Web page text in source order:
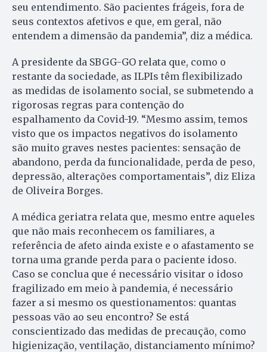
seu entendimento. São pacientes frágeis, fora de
seus contextos afetivos e que, em geral, não
entendem a dimensão da pandemia”, diz a médica.
A presidente da SBGG-GO relata que, como o
restante da sociedade, as ILPIs têm flexibilizado
as medidas de isolamento social, se submetendo a
rigorosas regras para contenção do
espalhamento da Covid-19. “Mesmo assim, temos
visto que os impactos negativos do isolamento
são muito graves nestes pacientes: sensação de
abandono, perda da funcionalidade, perda de peso,
depressão, alterações comportamentais”, diz Eliza
de Oliveira Borges.
A médica geriatra relata que, mesmo entre aqueles
que não mais reconhecem os familiares, a
referência de afeto ainda existe e o afastamento se
torna uma grande perda para o paciente idoso.
Caso se conclua que é necessário visitar o idoso
fragilizado em meio à pandemia, é necessário
fazer a si mesmo os questionamentos: quantas
pessoas vão ao seu encontro? Se está
conscientizado das medidas de precaução, como
higienização, ventilação, distanciamento mínimo?